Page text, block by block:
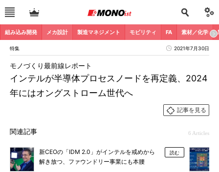
組み込み開発 メカ設計 製造マネジメント モビリティ FA 素材／化学
特集 2021年7月30日
インテルが半導体プロセスノードを再定義、2024
年にはオングストローム世代へ
モノづくり最前線レポート
記事を見る
関連記事 6 Articles
新CEOの「IDM 2.0」がインテルを戒めから
解き放つ、ファウンドリー事業にも本腰
読む